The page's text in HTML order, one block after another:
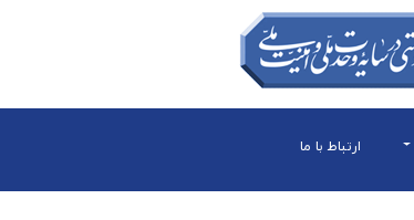
ارتباط با ما